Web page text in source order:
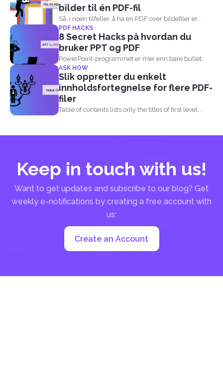
bilder til én PDF-fil
Så, i noen tilfeller, å ha en PDF over bildefiler er...
PDF HACKS
8 Secret Hacks på hvordan du
bruker PPT og PDF
PowerPoint-programmet er mer enn bare bullet
poeng, bilder, tekster, bakgrunner...
ASK HOW
Slik oppretter du enkelt
innholdsfortegnelse for flere PDF-
filer
Table of contents lists only the titles of first level...
Keep in touch with us!
Want to get updates and subscribe to our blog? Get
weekly e-notifications by creating a free account with
us:
Create an Account